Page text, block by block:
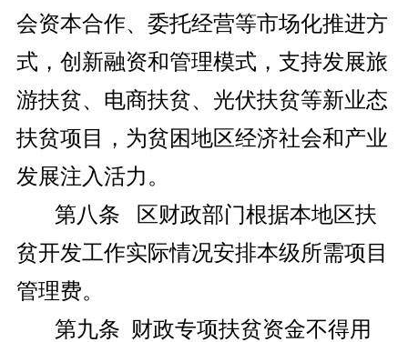
会资本合作、委托经营等市场化推进方
式，创新融资和管理模式，支持发展旅
游扶贫、电商扶贫、光伏扶贫等新业态
扶贫项目，为贫困地区经济社会和产业
发展注入活力。
第八条 区财政部门根据本地区扶
贫开发工作实际情况安排本级所需项目
管理费。
第九条 财政专项扶贫资金不得用